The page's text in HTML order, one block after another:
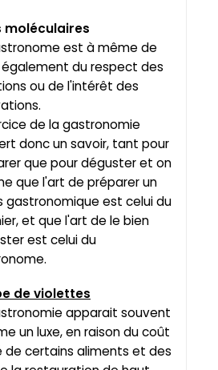
moléculaires
est à même de
du respect des
ou de l'intérêt des
de la gastronomie
donc un savoir, tant pour
que pour déguster et on
que l'art de préparer un
gastronomique est celui du
et que l'art de le bien
est celui du
de violettes
apparait souvent
un luxe, en raison du coût
de certains aliments et des